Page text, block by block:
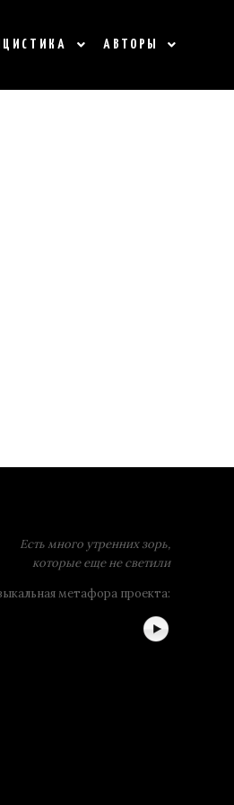
АВТОРЫ
Есть много утренних зорь,
которые еще не светили
метафора проекта: